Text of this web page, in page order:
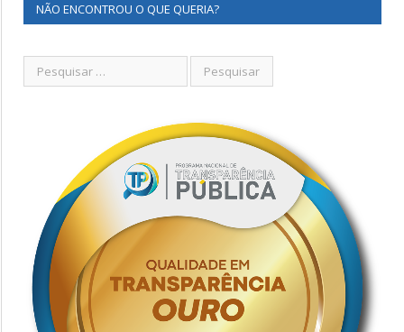
NÃO ENCONTROU O QUE QUERIA?